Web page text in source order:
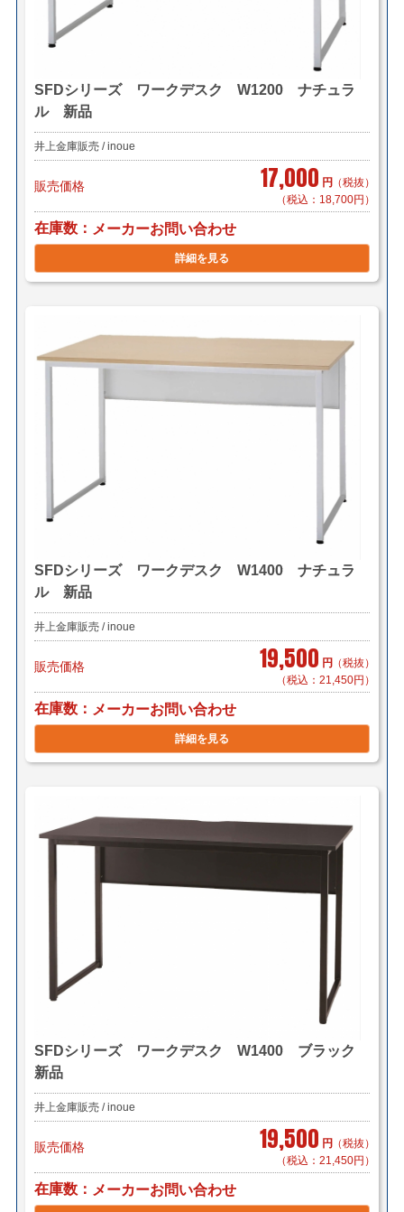
SFDシリーズ ワークデスク W1200 ナチュラ
ル 新品
井上金庫販売 / inoue
販売価格 17,000 円 （税抜）
（税込：18,700円）
在庫数 メーカーお問い合わせ
詳細を見る
SFDシリーズ ワークデスク W1400 ナチュラ
ル 新品
井上金庫販売 / inoue
販売価格 19,500 円 （税抜）
（税込：21,450円）
在庫数 メーカーお問い合わせ
詳細を見る
SFDシリーズ ワークデスク W1400 ブラック
新品
井上金庫販売 / inoue
販売価格 19,500 円 （税抜）
（税込：21,450円）
在庫数 メーカーお問い合わせ